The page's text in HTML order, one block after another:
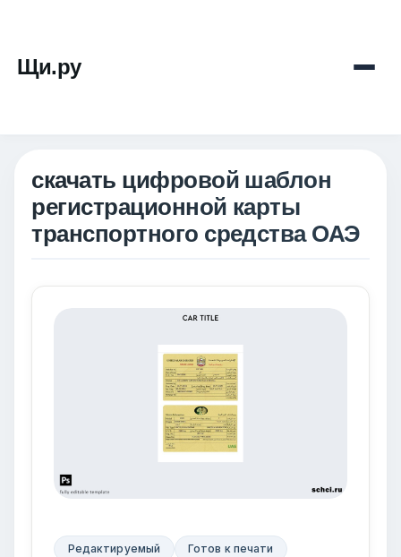
Щи.ру
скачать цифровой шаблон
регистрационной карты
транспортного средства ОАЭ
Редактируемый
Готов к печати